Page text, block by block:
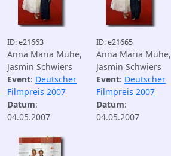
ID: e21663
Anna Maria Mühe,
Jasmin Schwiers
Event: Deutscher
Filmpreis 2007
Datum:
04.05.2007
ID: e21665
Anna Maria Mühe,
Jasmin Schwiers
Event: Deutscher
Filmpreis 2007
Datum:
04.05.2007